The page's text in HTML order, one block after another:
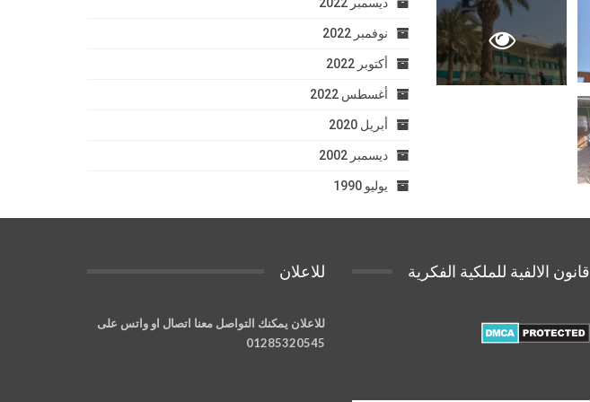
نوفمبر 2022
أكتوبر 2022
أغسطس 2022
أبريل 2020
ديسمبر 2002
يوليو 1990
قانون الالفية للملكية الفكرية للاعلان
للاعلان يمكنك التواصل معنا اتصال او واتس على
01285320545